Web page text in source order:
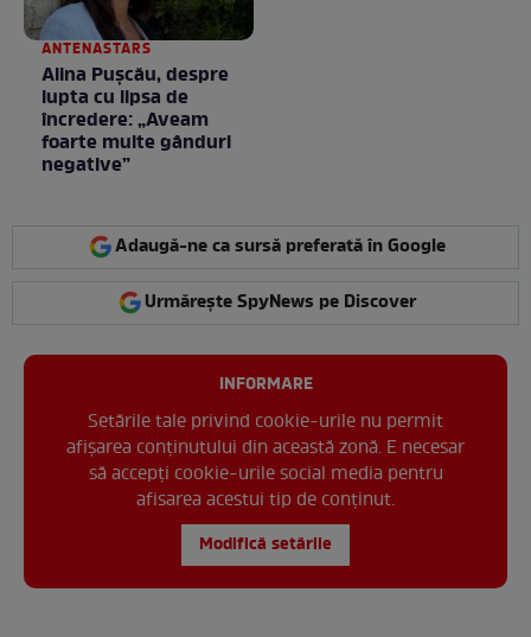
ANTENASTARS
Alina Pușcău, despre
lupta cu lipsa de
încredere: „Aveam
foarte multe gânduri
negative”
Adaugă-ne ca sursă preferată în Google
Urmărește SpyNews pe Discover
INFORMARE
Setările tale privind cookie-urile nu permit
afișarea conținutului din această zonă. E necesar
să accepți cookie-urile social media pentru
afisarea acestui tip de conținut.
Modifică setările